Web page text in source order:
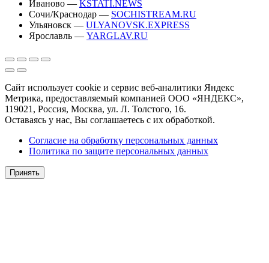
Иваново — KSTATI.NEWS
Сочи/Краснодар — SOCHISTREAM.RU
Ульяновск — ULYANOVSK.EXPRESS
Ярославль — YARGLAV.RU
Сайт использует cookie и сервис веб-аналитики Яндекс
Метрика, предоставляемый компанией ООО «ЯНДЕКС»,
119021, Россия, Москва, ул. Л. Толстого, 16.
Оставаясь у нас, Вы соглашаетесь с их обработкой.
Согласие на обработку персональных данных
Политика по защите персональных данных
Принять